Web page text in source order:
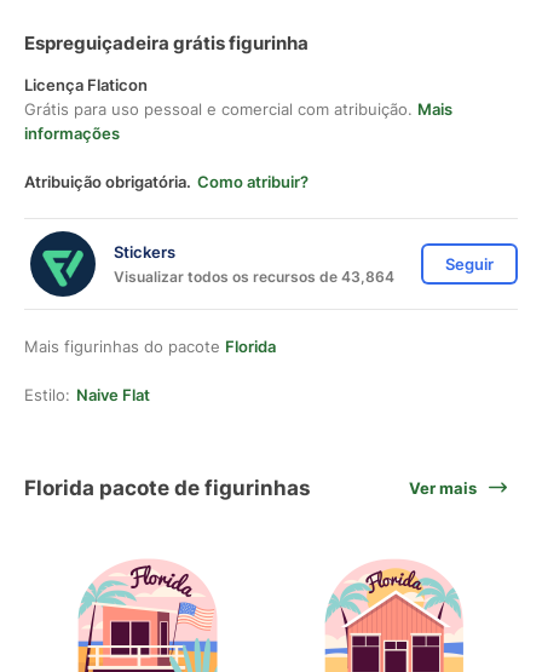
Espreguiçadeira grátis figurinha
Licença Flaticon
Grátis para uso pessoal e comercial com atribuição. Mais
informações
Atribuição obrigatória. Como atribuir?
Stickers
Visualizar todos os recursos de 43,864
Seguir
Mais figurinhas do pacote Florida
Estilo: Naive Flat
Florida pacote de figurinhas Ver mais